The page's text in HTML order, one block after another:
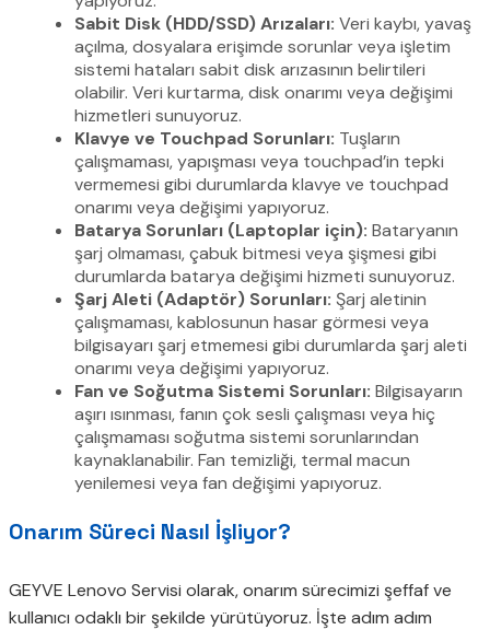
Sabit Disk (HDD/SSD) Arızaları: Veri kaybı, yavaş
açılma, dosyalara erişimde sorunlar veya işletim
sistemi hataları sabit disk arızasının belirtileri
olabilir. Veri kurtarma, disk onarımı veya değişimi
hizmetleri sunuyoruz.
Klavye ve Touchpad Sorunları: Tuşların
çalışmaması, yapışması veya touchpad’in tepki
vermemesi gibi durumlarda klavye ve touchpad
onarımı veya değişimi yapıyoruz.
Batarya Sorunları (Laptoplar için): Bataryanın
şarj olmaması, çabuk bitmesi veya şişmesi gibi
durumlarda batarya değişimi hizmeti sunuyoruz.
Şarj Aleti (Adaptör) Sorunları: Şarj aletinin
çalışmaması, kablosunun hasar görmesi veya
bilgisayarı şarj etmemesi gibi durumlarda şarj aleti
onarımı veya değişimi yapıyoruz.
Fan ve Soğutma Sistemi Sorunları: Bilgisayarın
aşırı ısınması, fanın çok sesli çalışması veya hiç
çalışmaması soğutma sistemi sorunlarından
kaynaklanabilir. Fan temizliği, termal macun
yenilemesi veya fan değişimi yapıyoruz.
Onarım Süreci Nasıl İşliyor?
GEYVE Lenovo Servisi olarak, onarım sürecimizi şeffaf ve
kullanıcı odaklı bir şekilde yürütüyoruz. İşte adım adım